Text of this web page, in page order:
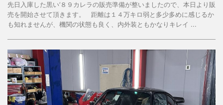
先日入庫した黒い’８９カレラの販売準備が整いましたので、本日より販
売を開始させて頂きます。 距離は１４万キロ弱と多少多めに感じるか
も知れませんが、機関の状態も良く、内外装ともかなりキレイ ...